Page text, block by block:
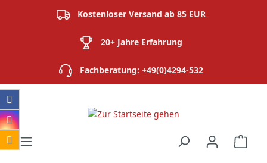
Kostenloser Versand ab 85 EUR
20+ Jahre Erfahrung
Fachberatung: +49(0)4294-532